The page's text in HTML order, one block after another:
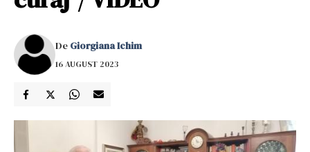
De Giorgiana Ichim
16 AUGUST 2023